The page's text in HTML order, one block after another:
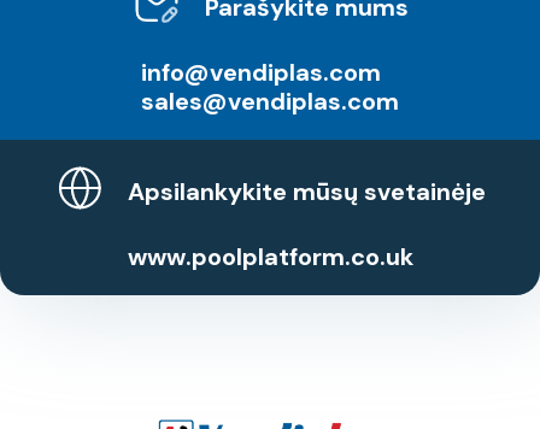
Parašykite mums
info@vendiplas.com
sales@vendiplas.com
Apsilankykite mūsų svetainėje
www.poolplatform.co.uk